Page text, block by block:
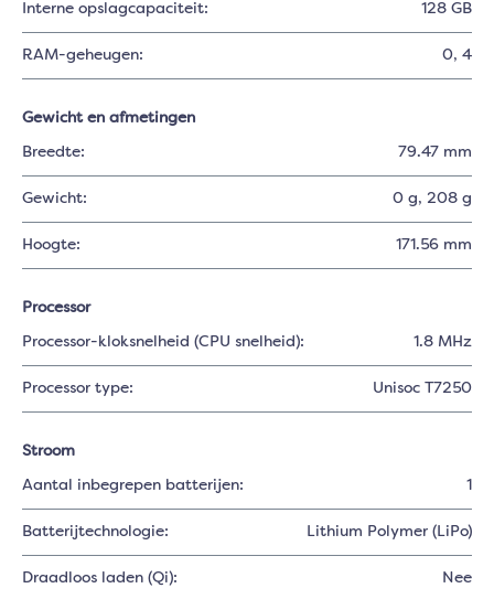
Interne opslagcapaciteit: 128 GB
RAM-geheugen: 0, 4
Gewicht en afmetingen
Breedte: 79.47 mm
Gewicht: 0 g, 208 g
Hoogte: 171.56 mm
Processor
Processor-kloksnelheid (CPU snelheid): 1.8 MHz
Processor type: Unisoc T7250
Stroom
Aantal inbegrepen batterijen: 1
Batterijtechnologie: Lithium Polymer (LiPo)
Draadloos laden (Qi): Nee